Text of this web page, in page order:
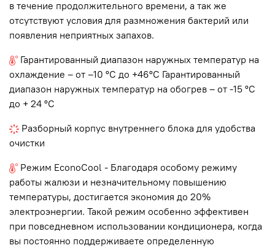
в течение продолжительного времени, а так же
отсутствуют условия для размножения бактерий или
появления неприятных запахов.
Гарантированный диапазон наружных температур на
охлаждение – от –10 ºC до +46ºC Гарантированный
диапазон наружных температур на обогрев – от -15 ºC
до + 24 ºC
Разборный корпус внутреннего блока для удобства
очистки
Режим EconoCool - Благодаря особому режиму
работы жалюзи и незначительному повышению
температуры, достигается экономия до 20%
электроэнергии. Такой режим особенно эффективен
при повседневном использовании кондиционера, когда
вы постоянно поддерживаете определенную